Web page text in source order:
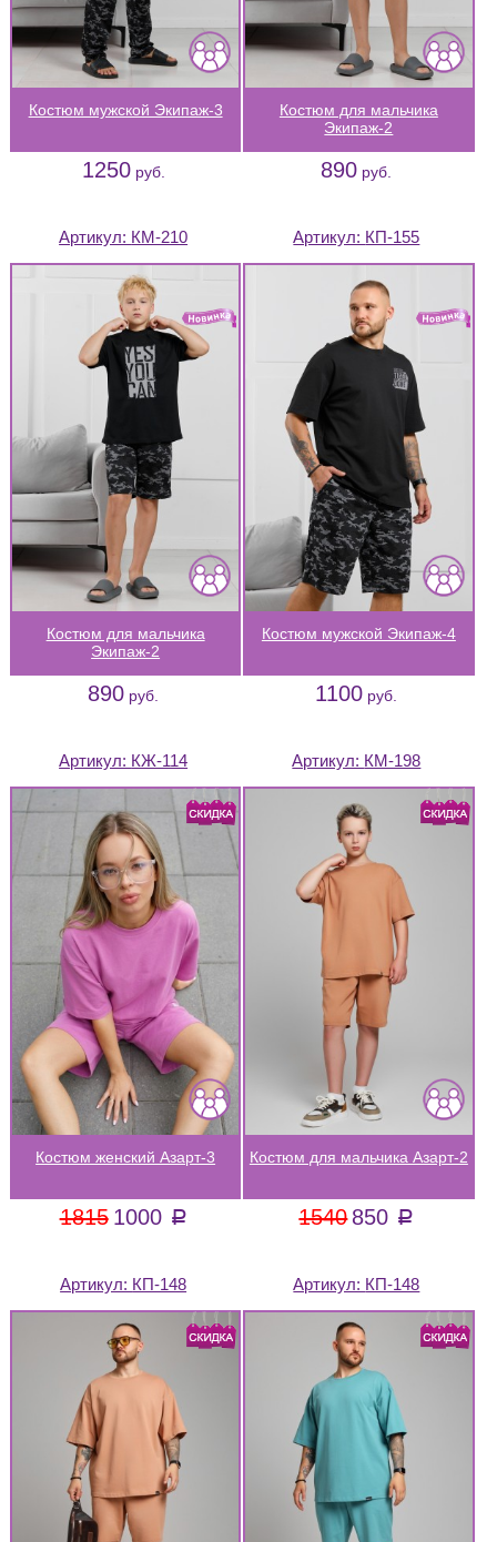
Костюм мужской Экипаж-3
1250руб.
Костюм для мальчика
Экипаж-2
890 руб.
Артикул: КМ-210
Костюм для мальчика
Экипаж-2
890 руб.
Артикул: КП-155
Костюм мужской Экипаж-4
1100 руб.
Артикул: КЖ-114
Костюм женский Азарт-3
1815 1000 a
Артикул: КМ-198
Костюм для мальчика Азарт-2
1540 850 a
Артикул: КП-148 Артикул: КП-148